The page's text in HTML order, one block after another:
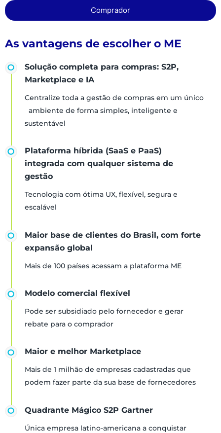
Comprador
As vantagens de escolher o ME
Solução completa para compras: S2P,
Marketplace e IA
Centralize toda a gestão de compras em um único
ambiente de forma simples, inteligente e
sustentável
Plataforma híbrida (SaaS e PaaS)
integrada com qualquer sistema de
gestão
Tecnologia com ótima UX, flexível, segura e
escalável
Maior base de clientes do Brasil, com forte
expansão global
Mais de 100 países acessam a plataforma ME
Modelo comercial flexível
Pode ser subsidiado pelo fornecedor e gerar
rebate para o comprador
Maior e melhor Marketplace
Mais de 1 milhão de empresas cadastradas que
podem fazer parte da sua base de fornecedores
Quadrante Mágico S2P Gartner
Única empresa latino-americana a conquistar